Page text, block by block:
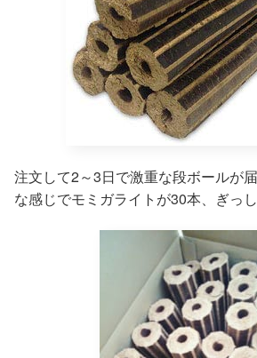
注文して2～3日で激重な段ボールが
な感じでモミガライトが30本、ぎっ